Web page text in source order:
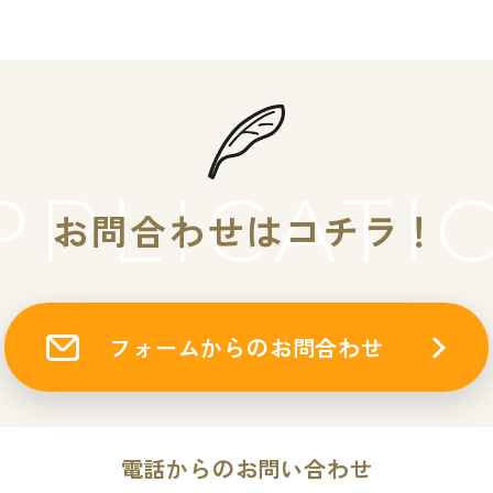
お問合わせはコチラ！
フォームからのお問合わせ
電話からのお問い合わせ